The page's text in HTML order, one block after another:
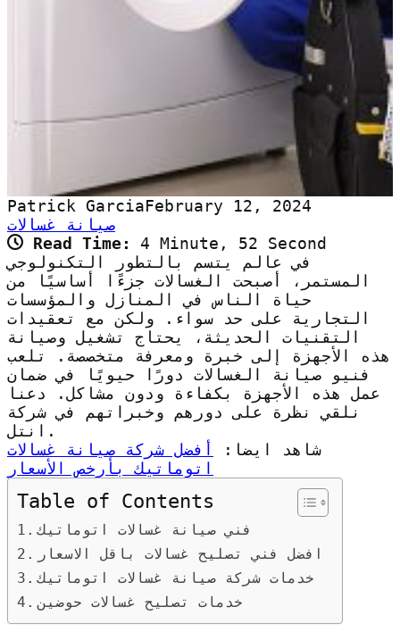
Patrick GarciaFebruary 12, 2024
صيانة غسالات
Read Time:
4 Minute, 52 Second
في عالم يتسم بالتطور التكنولوجي
المستمر، أصبحت الغسالات جزءًا أساسيًا من
حياة الناس في المنازل والمؤسسات
التجارية على حد سواء. ولكن مع تعقيدات
التقنيات الحديثة، يحتاج تشغيل وصيانة
هذه الأجهزة إلى خبرة ومعرفة متخصصة. تلعب
فنيو صيانة الغسالات دورًا حيويًا في ضمان
عمل هذه الأجهزة بكفاءة ودون مشاكل. دعنا
نلقي نظرة على دورهم وخبراتهم في شركة
انتل.
شاهد ايضا:
أفضل شركة صيانة غسالات
اتوماتيك بأرخص الأسعار
Table of Contents
فني صيانة غسالات اتوماتيك
افضل فني تصليح غسالات باقل الاسعار
خدمات شركة صيانة غسالات اتوماتيك
خدمات تصليح غسالات حوضين